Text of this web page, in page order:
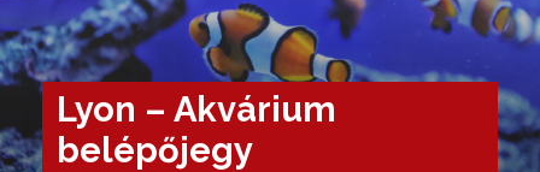
Lyon – Akvárium
belépőjegy